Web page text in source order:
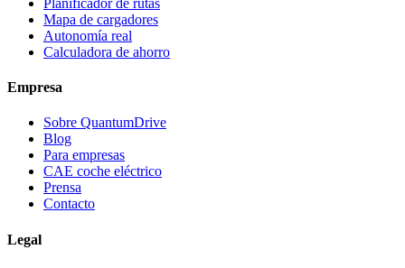
Mapa de cargadores
Autonomía real
Calculadora de ahorro
Empresa
Sobre QuantumDrive
Blog
Para empresas
CAE coche eléctrico
Prensa
Contacto
Legal